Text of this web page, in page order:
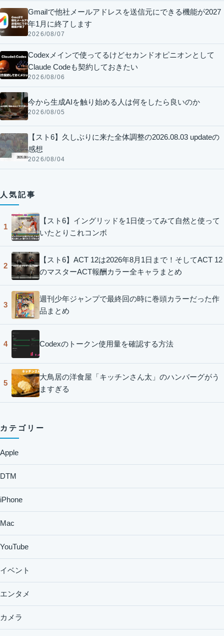
Gmailで他社メールアドレスを送信元にできる機能が2027
年1月に終了します
2026/08/07
Codexメインで使ってるけどセカンドオピニオンとして
Claude Codeも契約しておきたい
2026/08/06
今から生成AIを触り始める人は何をしたら良いのか
2026/08/05
【スト6】久しぶりに来た全体調整の2026.08.03 updateの
感想
2026/08/04
人気記事
1
【スト6】イングリッドを1日使ってみて自然と使って
いたとりこれコンボ
2
【スト6】ACT 12は2026年8月1日まで！そしてACT 12
のマスターACT報酬カラー全キャラまとめ
3
週刊少年ジャンプで最終回の時に巻頭カラーだった作
品まとめ
4 Codexのトークン使用量を確認する方法
5
大鳥居の洋食屋「キッチンさん太」のハンバーグがう
ますぎる
カテゴリー
Apple
DTM
iPhone
Mac
YouTube
イベント
エンタメ
カメラ